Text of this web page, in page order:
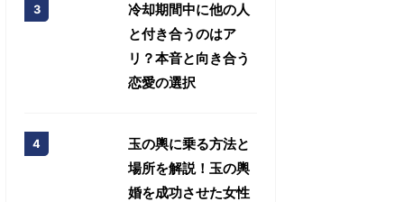
冷却期間中に他の人
と付き合うのはア
リ？本音と向き合う
恋愛の選択
玉の輿に乗る方法と
場所を解説！玉の輿
婚を成功させた女性